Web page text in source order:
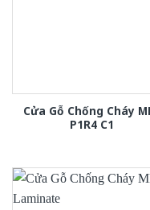
Cửa Gỗ Chống Cháy
P1R4 C1